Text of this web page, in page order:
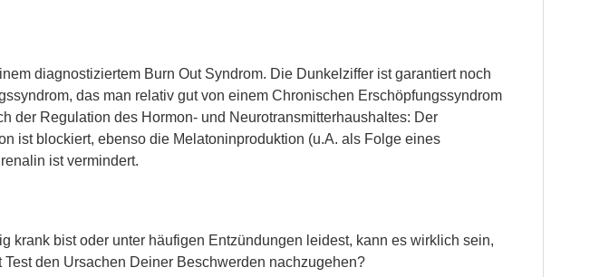
diagnostiziertem Burn Out Syndrom. Die Dunkelziffer ist garantiert noch
das man relativ gut von einem Chronischen Erschöpfungssyndrom
der Regulation des Hormon- und Neurotransmitterhaushaltes: Der
ist blockiert, ebenso die Melatoninproduktion (u.A. als Folge eines
ist vermindert.
krank bist oder unter häufigen Entzündungen leidest, kann es wirklich sein,
den Ursachen Deiner Beschwerden nachzugehen?